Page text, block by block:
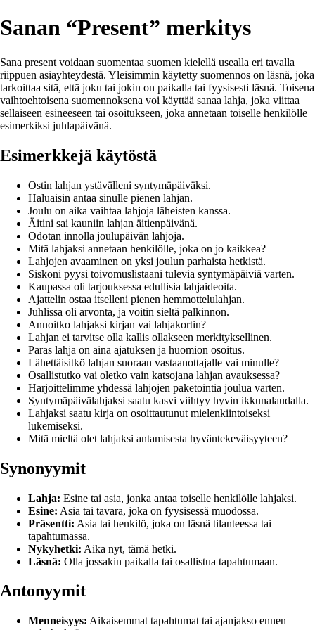
Sanan “Present” merkitys
Sana present voidaan suomentaa suomen kielellä usealla eri tavalla
riippuen asiayhteydestä. Yleisimmin käytetty suomennos on läsnä, joka
tarkoittaa sitä, että joku tai jokin on paikalla tai fyysisesti läsnä. Toisena
vaihtoehtoisena suomennoksena voi käyttää sanaa lahja, joka viittaa
sellaiseen esineeseen tai osoitukseen, joka annetaan toiselle henkilölle
esimerkiksi juhlapäivänä.
Esimerkkejä käytöstä
Ostin lahjan ystävälleni syntymäpäiväksi.
Haluaisin antaa sinulle pienen lahjan.
Joulu on aika vaihtaa lahjoja läheisten kanssa.
Äitini sai kauniin lahjan äitienpäivänä.
Odotan innolla joulupäivän lahjoja.
Mitä lahjaksi annetaan henkilölle, joka on jo kaikkea?
Lahjojen avaaminen on yksi joulun parhaista hetkistä.
Siskoni pyysi toivomuslistaani tulevia syntymäpäiviä varten.
Kaupassa oli tarjouksessa edullisia lahjaideoita.
Ajattelin ostaa itselleni pienen hemmottelulahjan.
Juhlissa oli arvonta, ja voitin sieltä palkinnon.
Annoitko lahjaksi kirjan vai lahjakortin?
Lahjan ei tarvitse olla kallis ollakseen merkityksellinen.
Paras lahja on aina ajatuksen ja huomion osoitus.
Lähettäisitkö lahjan suoraan vastaanottajalle vai minulle?
Osallistutko vai oletko vain katsojana lahjan avauksessa?
Harjoittelimme yhdessä lahjojen paketointia joulua varten.
Syntymäpäivälahjaksi saatu kasvi viihtyy hyvin ikkunalaudalla.
Lahjaksi saatu kirja on osoittautunut mielenkiintoiseksi
lukemiseksi.
Mitä mieltä olet lahjaksi antamisesta hyväntekeväisyyteen?
Synonyymit
Lahja: Esine tai asia, jonka antaa toiselle henkilölle lahjaksi.
Esine: Asia tai tavara, joka on fyysisessä muodossa.
Präsentti: Asia tai henkilö, joka on läsnä tilanteessa tai
tapahtumassa.
Nykyhetki: Aika nyt, tämä hetki.
Läsnä: Olla jossakin paikalla tai osallistua tapahtumaan.
Antonyymit
Menneisyys: Aikaisemmat tapahtumat tai ajanjakso ennen